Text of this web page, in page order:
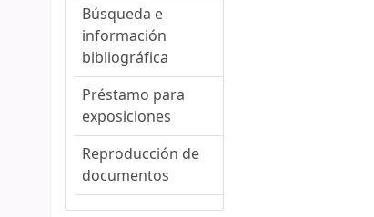
Búsqueda e
información
bibliográfica
Préstamo para
exposiciones
Reproducción de
documentos